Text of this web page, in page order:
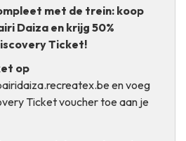
met de trein: koop
Daiza en krijg 50%
Ticket!
op
en voeg
Ticket voucher toe aan je